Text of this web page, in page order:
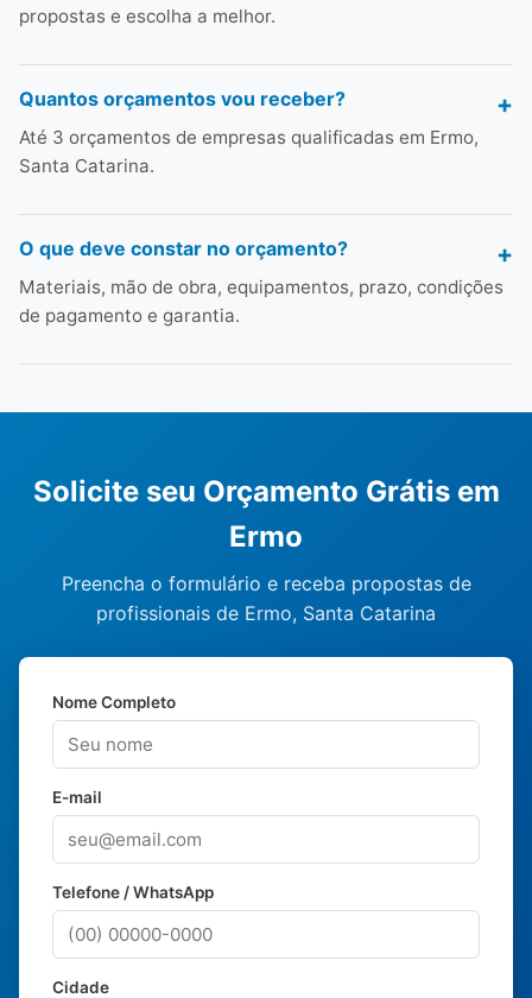
propostas e escolha a melhor.
Quantos orçamentos vou receber?
Até 3 orçamentos de empresas qualificadas em Ermo,
Santa Catarina.
O que deve constar no orçamento?
Materiais, mão de obra, equipamentos, prazo, condições
de pagamento e garantia.
Solicite seu Orçamento Grátis em
Ermo
Preencha o formulário e receba propostas de
profissionais de Ermo, Santa Catarina
Nome Completo
E-mail
Telefone / WhatsApp
Cidade